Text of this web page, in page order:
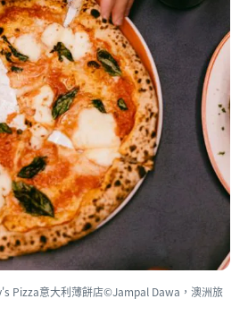
Pizza意大利薄餅店©Jampal Dawa，澳洲旅